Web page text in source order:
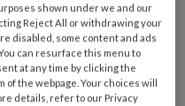
shown under we and our
Reject All or withdrawing your
disabled, some content and ads
can resurface this menu to
at any time by clicking the
of the webpage. Your choices will
details, refer to our Privacy